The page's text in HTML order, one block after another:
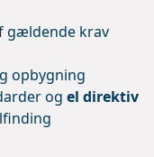
gældende krav
opbygning
og el direktiv